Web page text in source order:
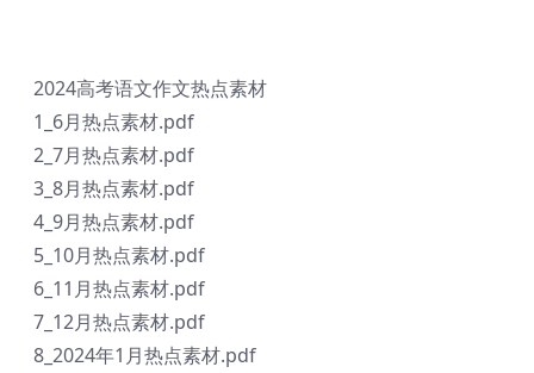
2024高考语文作文热点素材
1_6月热点素材.pdf
2_7月热点素材.pdf
3_8月热点素材.pdf
4_9月热点素材.pdf
5_10月热点素材.pdf
6_11月热点素材.pdf
7_12月热点素材.pdf
8_2024年1月热点素材.pdf